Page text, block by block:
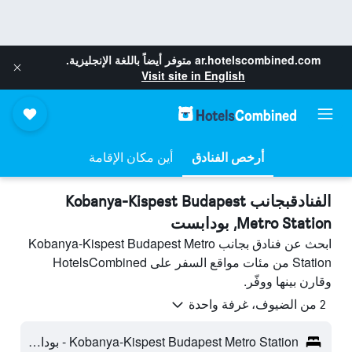
ar.hotelscombined.com متوفر أيضاً باللغة الإنجليزية.
Visit site in English
أرخص الفنادق أين مكان الإقامة
الفنادقبجانب Kobanya-Kispest Budapest
Metro Station, بودابست
ابحث عن فنادق بجانب Kobanya-Kispest Budapest Metro
Station من مئات مواقع السفر على HotelsCombined
وقارن بينها ووفّر.
2 من الضيوف، غرفة واحدة
Kobanya-Kispest Budapest Metro Station - بودابست، هنغاريا